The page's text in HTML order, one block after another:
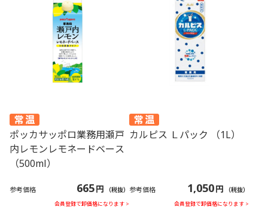
ポッカサッポロ業務用瀬戸
内レモンレモネードベース
（500ml）
参考価格 665円 （税抜）
会員登録で卸価格になります >
カルピス Ｌパック （1L）
参考価格 1,050円 （税抜）
会員登録で卸価格になります >